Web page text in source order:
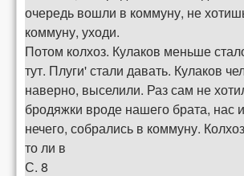
очередь вошли в коммуну, не
коммуну, уходи.
Потом колхоз. Кулаков меньше
тут. Плуги' стали давать. Кулаков
наверно, выселили. Раз сам не
бродяжки вроде нашего брата, нас
нечего, собрались в коммуну.
то ли в
С. 8